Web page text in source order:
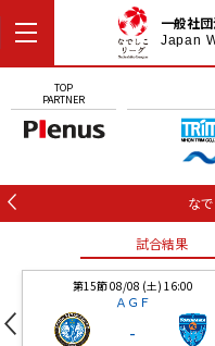
一般社
Japan
TOP
PARTNER
な
試合結果
第15節 08/08 (土) 16:00
ＡＧＦ
-